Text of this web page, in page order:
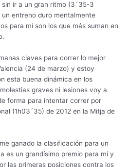
ir a un gran ritmo (3´35-3
entreno duro mentalmente
para mí son los que más suman en
claves para correr lo mejor
(24 de marzo) y estoy
esta buena dinámica en los
graves ni lesiones voy a
forma para intentar correr por
(1h03´35) de 2012 en la Mitja de
ganado la clasificación para un
es un grandísimo premio para mí y
las primeras posiciones contra los